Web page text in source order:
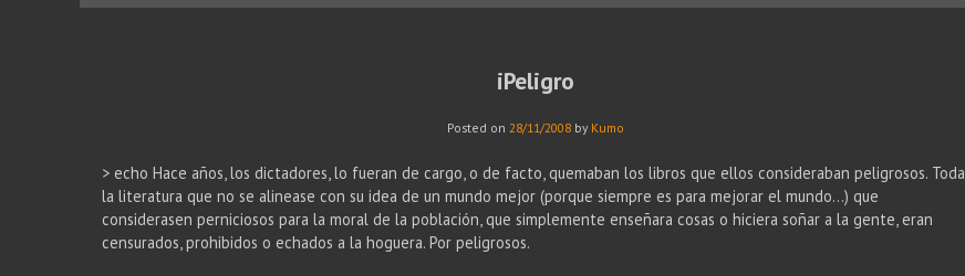
iPeligro
Posted on 28/11/2008by Kumo
> echo Hace años, los dictadores, lo fueran de cargo, o de facto, quemaban los libros que ellos consideraban peligrosos. Toda
la literatura que no se alinease con su idea de un mundo mejor (porque siempre es para mejorar el mundo…) que
considerasen perniciosos para la moral de la población, que simplemente enseñara cosas o hiciera soñar a la gente, eran
censurados, prohibidos o echados a la hoguera. Por peligrosos.